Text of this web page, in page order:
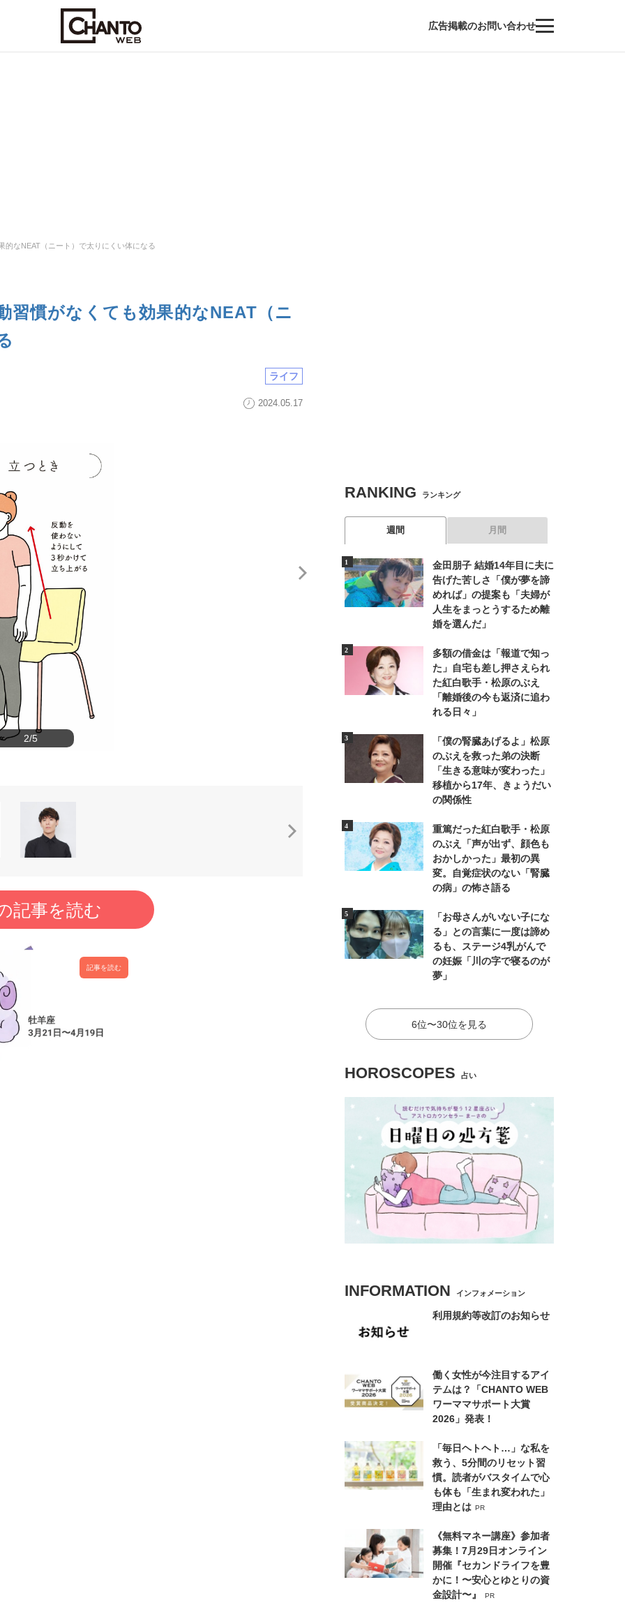
広告掲載のお問い合わせ
的なNEAT（ニート）で太りにくい体になる
習慣がなくても効果的なNEAT（ニ
ライフ
2024.05.17
2/5
記事を読む
記事を読む
RANKING ランキング
週間 月間
金田朋子 結婚14年目に夫に
告げた苦しさ「僕が夢を諦
めれば」の提案も「夫婦が
人生をまっとうするため離
婚を選んだ」
多額の借金は「報道で知っ
た」自宅も差し押さえられ
た紅白歌手・松原のぶえ
「離婚後の今も返済に追わ
れる日々」
「僕の腎臓あげるよ」松原
のぶえを救った弟の決断
「生きる意味が変わった」
移植から17年、きょうだい
の関係性
重篤だった紅白歌手・松原
のぶえ「声が出ず、顔色も
おかしかった」最初の異
変。自覚症状のない「腎臓
の病」の怖さ語る
「お母さんがいない子にな
る」との言葉に一度は諦め
るも、ステージ4乳がんで
の妊娠「川の字で寝るのが
夢」
6位〜30位を見る
HOROSCOPES 占い
INFORMATION インフォメーション
利用規約等改訂のお知らせ
働く女性が今注目するアイ
テムは？「CHANTO WEB
ワーママサポート大賞
2026」発表！
「毎日ヘトヘト…」な私を
救う、5分間のリセット習
慣。読者がバスタイムで心
も体も「生まれ変われた」
理由とは PR
《無料マネー講座》参加者
募集！7月29日オンライン
開催『セカンドライフを豊
かに！〜安心とゆとりの資
金設計〜』
PR